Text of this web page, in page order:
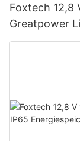
Foxtech 12,8
Greatpower
IP65